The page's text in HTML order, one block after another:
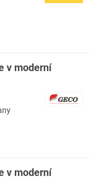
v moderní
v moderní